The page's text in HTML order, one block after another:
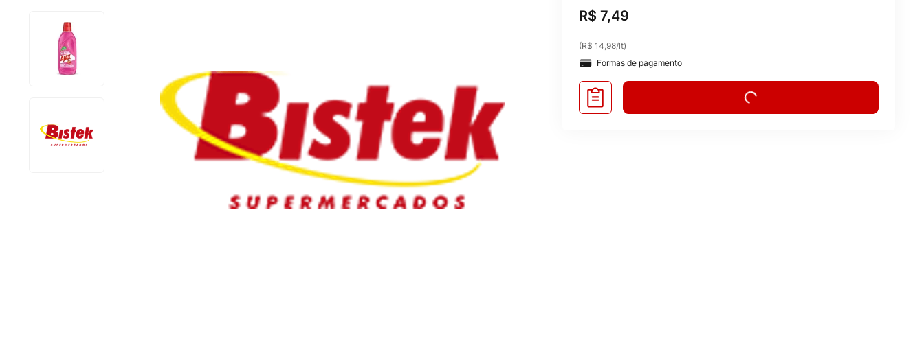
R$ 7,49
(R$ 14,98/lt)
Formas de pagamento